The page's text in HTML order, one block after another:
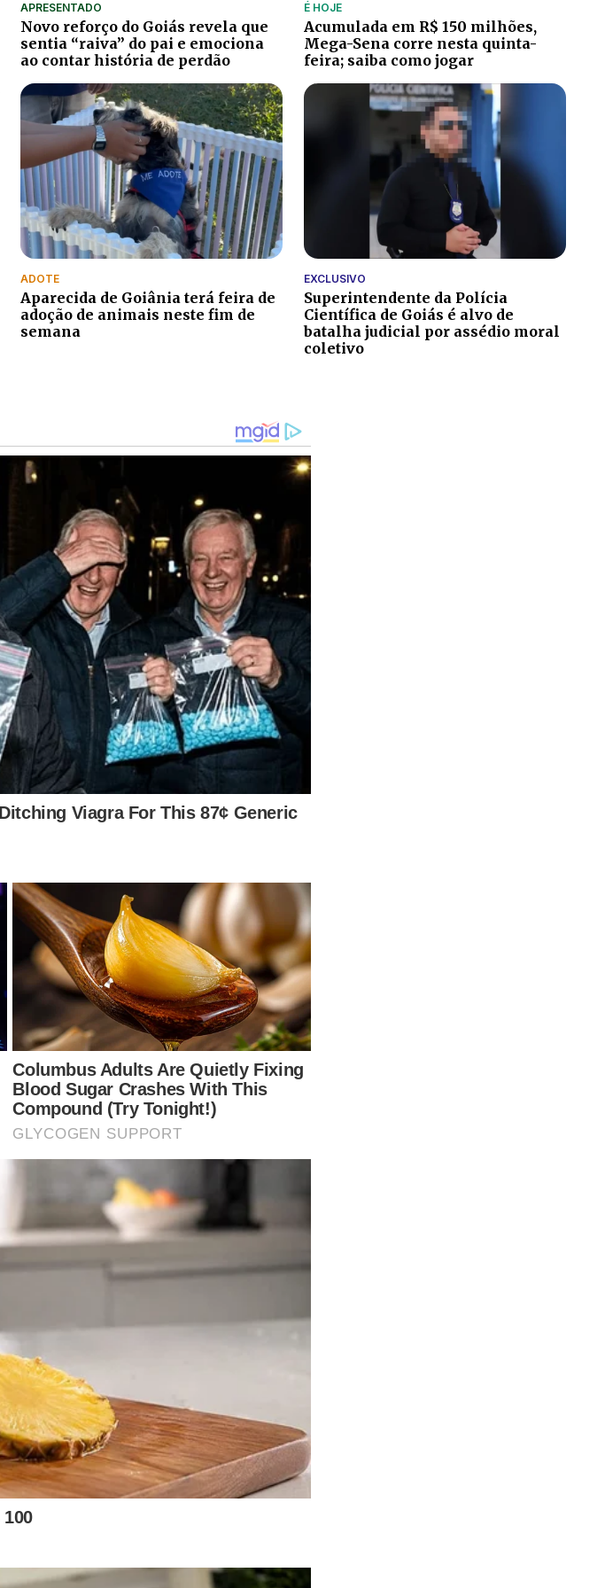
APRESENTADO
Novo reforço do Goiás revela que
sentia “raiva” do pai e emociona
ao contar história de perdão
É HOJE
Acumulada em R$ 150 milhões,
Mega-Sena corre nesta quinta-
feira; saiba como jogar
ADOTE
Aparecida de Goiânia terá feira de
adoção de animais neste fim de
semana
EXCLUSIVO
Superintendente da Polícia
Científica de Goiás é alvo de
batalha judicial por assédio moral
coletivo